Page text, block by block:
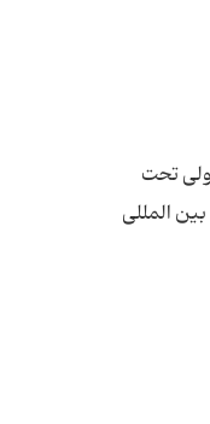
تحت
نسخه بین المللی